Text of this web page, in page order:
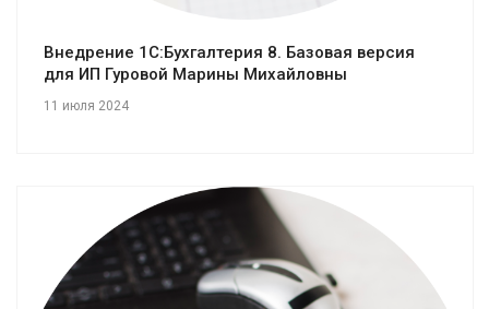
Внедрение 1С:Бухгалтерия 8. Базовая версия
для ИП Гуровой Марины Михайловны
11 июля 2024